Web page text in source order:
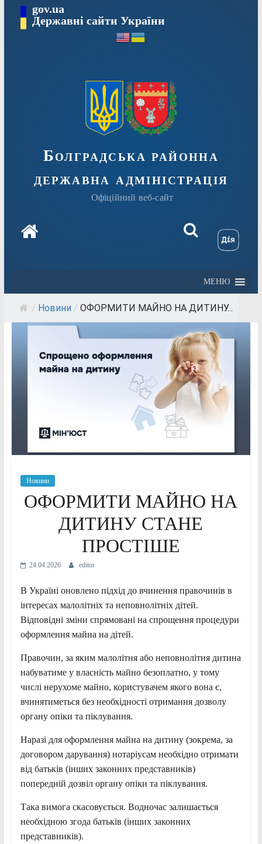
Перейтиgov.ua
Державні сайти України
Болградська районна
державна адміністрація
Офіційний веб-сайт
МЕНЮ
/ Новини / ОФОРМИТИ МАЙНО НА ДИТИНУ...
Новини
ОФОРМИТИ МАЙНО НА
ДИТИНУ СТАНЕ
ПРОСТІШЕ
24.04.2026 editor
В Україні оновлено підхід до вчинення правочинів в
інтересах малолітніх та неповнолітніх дітей.
Відповідні зміни спрямовані на спрощення процедури
оформлення майна на дітей.
Правочин, за яким малолітня або неповнолітня дитина
набуватиме у власність майно безоплатно, у тому
числі нерухоме майно, користувачем якого вона є,
вчинятиметься без необхідності отримання дозволу
органу опіки та піклування.
Наразі для оформлення майна на дитину (зокрема, за
договором дарування) нотаріусам необхідно отримати
від батьків (інших законних представників)
попередній дозвіл органу опіки та піклування.
Така вимога скасовується. Водночас залишається
необхідною згода батьків (інших законних
представників).